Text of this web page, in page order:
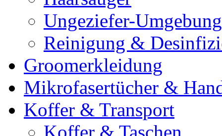
Ungeziefer-
Reinigung &
Groomerkleidung
Mikrofasertücher &
Koffer & Transport